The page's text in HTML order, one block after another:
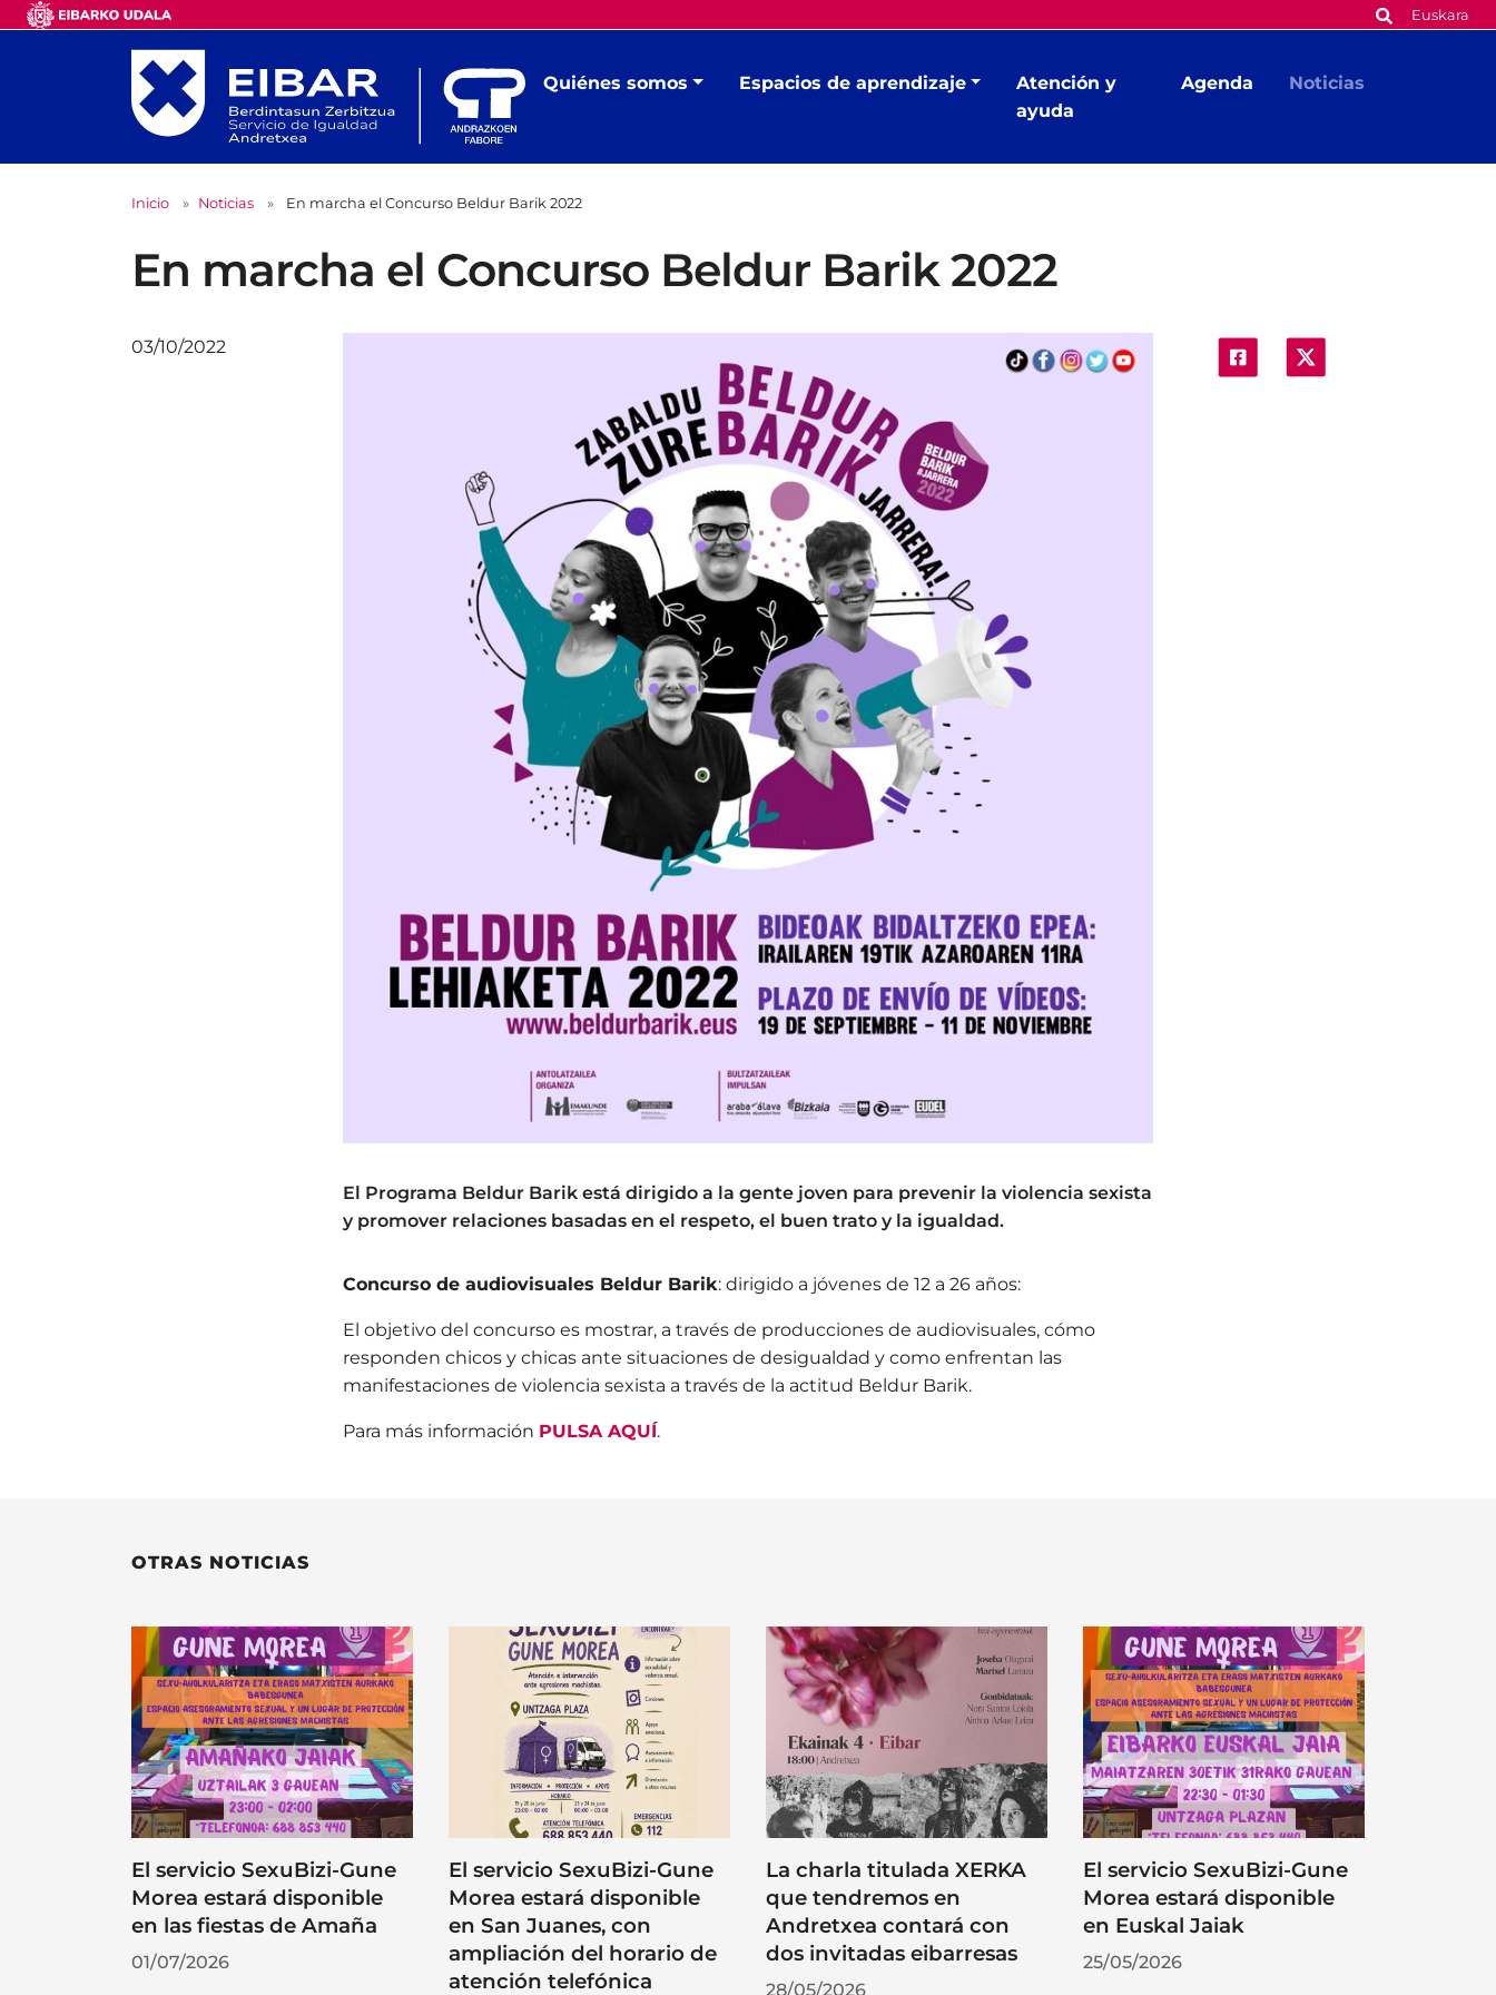
Euskara
Quiénes somos Espacios de aprendizaje
Atención y
ayuda
Agenda Noticias
Inicio Noticias En marcha el Concurso Beldur Barik 2022
En marcha el Concurso Beldur Barik 2022
03/10/2022
El Programa Beldur Barik está dirigido a la gente joven para prevenir la violencia sexista
y promover relaciones basadas en el respeto, el buen trato y la igualdad.
Concurso de audiovisuales Beldur Barik: dirigido a jóvenes de 12 a 26 años:
El objetivo del concurso es mostrar, a través de producciones de audiovisuales, cómo
responden chicos y chicas ante situaciones de desigualdad y como enfrentan las
manifestaciones de violencia sexista a través de la actitud Beldur Barik.
Para más información PULSA AQUÍ.
OTRAS NOTICIAS
El servicio SexuBizi-Gune
Morea estará disponible
en las fiestas de Amaña
01/07/2026
El servicio SexuBizi-Gune
Morea estará disponible
en San Juanes, con
ampliación del horario de
atención telefónica
La charla titulada XERKA
que tendremos en
Andretxea contará con
dos invitadas eibarresas
28/05/2026
El servicio SexuBizi-Gune
Morea estará disponible
en Euskal Jaiak
25/05/2026